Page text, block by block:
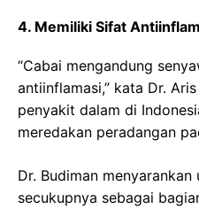
4. Memiliki Sifat
“Cabai mengandung
antiinflamasi,” kata Dr.
penyakit dalam di
meredakan peradangan
Dr. Budiman
secukupnya sebagai